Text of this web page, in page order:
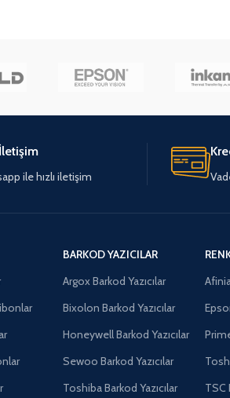
İletişim
ile hızlı iletişim
BARKOD YAZICILAR
Argox Barkod Yazıcılar
Bixolon Barkod Yazıcılar
Honeywell Barkod Yazıcılar
Sewoo Barkod Yazıcılar
Toshiba Barkod Yazıcılar
TSC